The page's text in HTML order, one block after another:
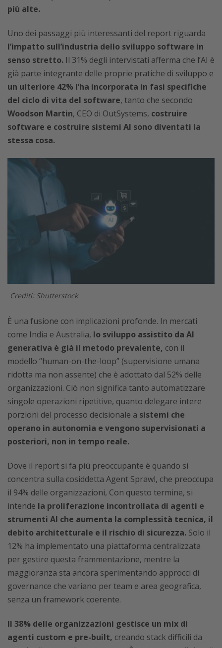
più alte.
Uno dei passaggi più interessanti del report riguarda
l’impatto sull’industria dello sviluppo software in
senso stretto. Il 31% degli intervistati afferma che l’AI è
già parte integrante delle proprie pratiche di sviluppo e
un ulteriore 42% l’ha incorporata in fasi specifiche
del ciclo di vita del software, tanto che secondo
Woodson Martin, CEO di OutSystems, costruire
software e costruire sistemi AI sono diventati la
stessa cosa.
Crediti: Shutterstock
È una fusione con implicazioni profonde. In mercati
come India e Australia, lo sviluppo assistito da AI
generativa è già il metodo prevalente, con il
modello “human-on-the-loop” (supervisione umana
ridotta ma non assente) che è adottato dal 52% delle
organizzazioni. Ciò non significa tanto automatizzare
singole operazioni ripetitive, quanto delegare intere
porzioni del processo decisionale a sistemi che
operano in autonomia e vengono supervisionati a
posteriori, non in tempo reale.
Dove il report si fa più preoccupante è quando si
concentra sulla cosiddetta Agent Sprawl, che preoccupa
il 94% delle organizzazioni, Con questo termine, si
intende la proliferazione incontrollata di agenti e
strumenti AI che aumenta la complessità tecnica, il
debito architetturale e il rischio di sicurezza. Solo il
12% ha implementato una piattaforma centralizzata
per gestire questa frammentazione, mentre la
maggioranza sta ancora sperimentando approcci di
governance che variano per team e area geografica,
senza un framework coerente.
Il 38% delle organizzazioni gestisce un mix di
agenti custom e pre-built, creando stack difficili da